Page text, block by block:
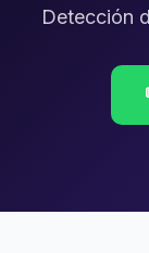
Detección